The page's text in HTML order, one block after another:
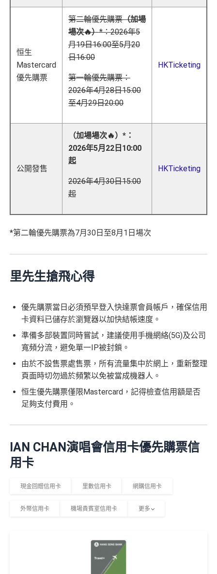
恒生
Mastercard
優先購票
第二輪優先購票（加場
場次🔥）*：2026年5
月19日16:00至5月20
日16:00
第一輪優先購票：
2026年4月28日15:00
至4月29日20:00
HKTicketing
公開發售
（加場場次🔥）*：
2026年5月22日10:00
起
2026年4月30日15:00
起
HKTicketing
*第二輪優先購票為7月30日至8月1日場次
里先生搶飛心得
優先購票當日必須預早登入快達票會員帳戶，確保信用
卡資料已儲存於瀏覽器以加快結帳速度。
準備多部裝置同時嘗試，建議使用手機網絡(5G)及公司
寬頻分流，避免單一IP被封鎖。
由於不設售票處售票，所有流量集中於網上，重新整理
頁面時切勿過於頻繁以免被當成機器人。
恒生優先購票僅限Mastercard，記得檢查信用額是否
足夠支付費用。
IAN CHAN演唱會信用卡優先購票信
用卡
現金回贈信用卡 里數信用卡 網購信用卡
外幣信用卡 機場貴賓室信用卡 更多